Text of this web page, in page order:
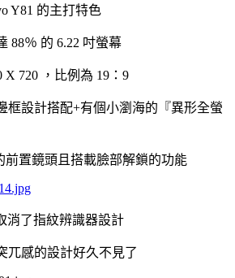
Y81 的主打特色
88％ 的 6.22 吋螢幕
X 720 ，比例為 19：9
框設計搭配+有個小瀏海的『異形全螢
前置鏡頭且搭載臉部解鎖的功能
消了指紋辨識器設計
兀感的設計好久不見了